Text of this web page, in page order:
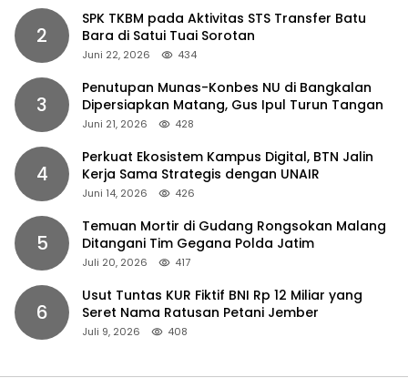
2
SPK TKBM pada Aktivitas STS Transfer Batu
Bara di Satui Tuai Sorotan
Juni 22, 2026 434
3
Penutupan Munas-Konbes NU di Bangkalan
Dipersiapkan Matang, Gus Ipul Turun Tangan
Juni 21, 2026 428
4
Perkuat Ekosistem Kampus Digital, BTN Jalin
Kerja Sama Strategis dengan UNAIR
Juni 14, 2026 426
5
Temuan Mortir di Gudang Rongsokan Malang
Ditangani Tim Gegana Polda Jatim
Juli 20, 2026 417
6
Usut Tuntas KUR Fiktif BNI Rp 12 Miliar yang
Seret Nama Ratusan Petani Jember
Juli 9, 2026 408